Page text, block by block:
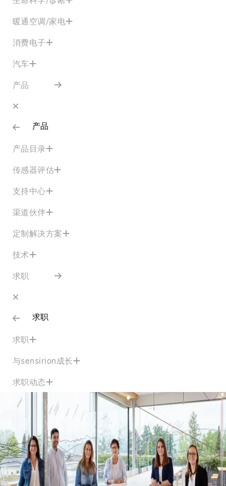
暖通空调/家电
消费电子
汽车
产品
产品
产品目录
传感器评估
支持中心
渠道伙伴
定制解决方案
技术
求职
求职
求职
与sensirion成长
求职动态